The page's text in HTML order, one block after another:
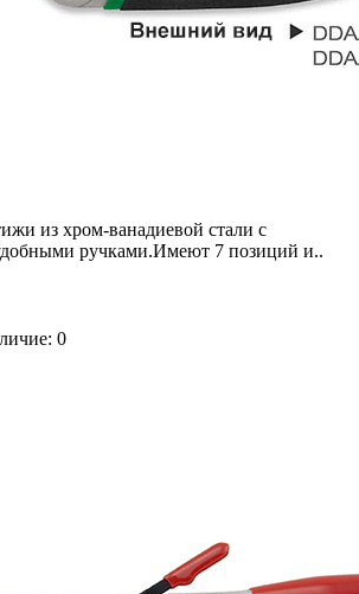
из хром-ванадиевой стали с
ручками.Имеют 7 позиций и..
0